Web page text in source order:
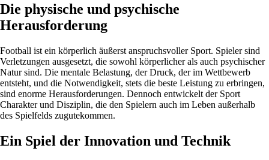
Die physische und psychische
Herausforderung
Football ist ein körperlich äußerst anspruchsvoller Sport. Spieler sind
Verletzungen ausgesetzt, die sowohl körperlicher als auch psychischer
Natur sind. Die mentale Belastung, der Druck, der im Wettbewerb
entsteht, und die Notwendigkeit, stets die beste Leistung zu erbringen,
sind enorme Herausforderungen. Dennoch entwickelt der Sport
Charakter und Disziplin, die den Spielern auch im Leben außerhalb
des Spielfelds zugutekommen.
Ein Spiel der Innovation und Technik